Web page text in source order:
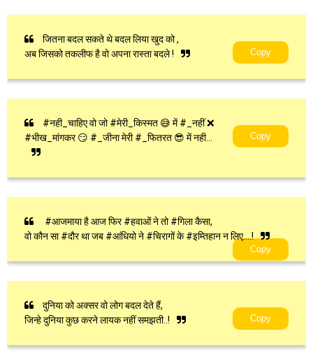
जितना बदल सकते थे बदल लिया खुद को ,
अब जिसको तकलीफ है वो अपना रास्ता बदले !
Copy
#नही_चाहिए वो जो #मेरी_किस्मत 😅 में #_नहीं ❌
#भीख_मांगकर 😏 #_जीना मेरी #_फितरत 😎 में नही...
Copy
#आजमाया है आज फिर #हवाओं ने तो #गिला कैसा,
वो कौन सा #दौर था जब #आंधियो ने #चिरागों के #इम्तिहान न लिए....!
Copy
दुनिया को अक्सर वो लोग बदल देते हैं,
जिन्हे दुनिया कुछ करने लायक नहीं समझती..!
Copy